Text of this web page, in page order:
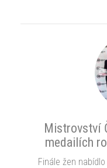
Mistrovství
medailích
Finále žen